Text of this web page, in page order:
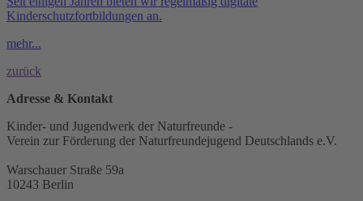
Kinderschutzfortbildungen an.
mehr...
zurück
Adresse & Kontakt
Kinder- und Jugendwerk der Naturfreunde -
Verein zur Förderung der Naturfreundejugend Deutschlands e.V.
Warschauer Straße 59a
10243 Berlin